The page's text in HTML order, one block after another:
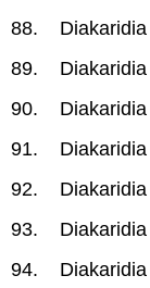
Diakaridia
Diakaridia
Diakaridia
Diakaridia
Diakaridia
Diakaridia
Diakaridia